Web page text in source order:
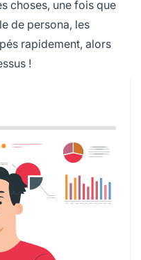
choses, une fois que
de persona, les
rapidement, alors
!